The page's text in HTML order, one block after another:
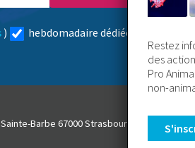
) hebdomadaire dédiée aux NAMs
Barbe 67000 Strasbourg
Restez
des
Pro
non-